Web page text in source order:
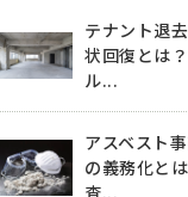
テナント退
状回復とは
ル...
アスベスト
の義務化と
査...